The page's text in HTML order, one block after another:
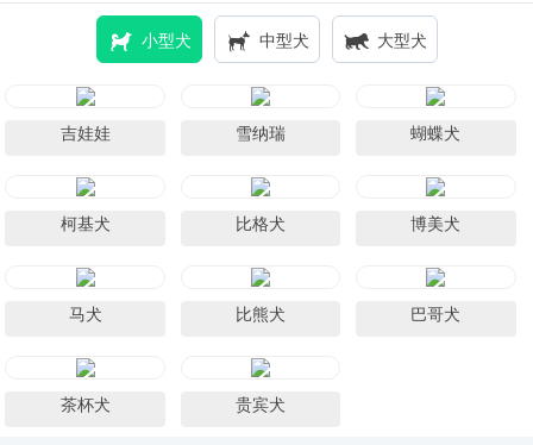
小型犬 中型犬 大型犬
吉娃娃 雪纳瑞 蝴蝶犬
柯基犬 比格犬 博美犬
马犬 比熊犬 巴哥犬
茶杯犬 贵宾犬